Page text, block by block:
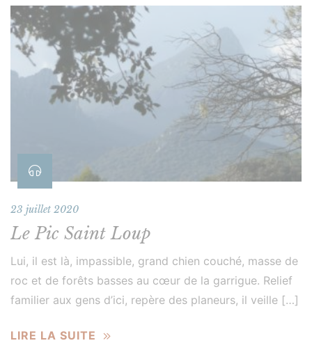
23 juillet 2020
Le Pic Saint Loup
Lui, il est là, impassible, grand chien couché, masse de
roc et de forêts basses au cœur de la garrigue. Relief
familier aux gens d’ici, repère des planeurs, il veille […]
LIRE LA SUITE